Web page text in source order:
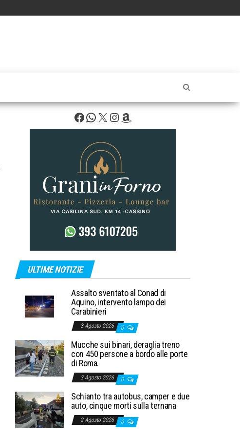
Facebook
WhatsApp
X Instagram
Amazon
ULTIME NOTIZIE
Assalto sventato al Conad di
Aquino, intervento lampo dei
Carabinieri
3 Agosto 2026 0
Mucche sui binari, deraglia treno
con 450 persone a bordo alle porte
di Roma.
3 Agosto 2026 0
Schianto tra autobus, camper e due
auto, cinque morti sulla ternana
2 Agosto 2026 0